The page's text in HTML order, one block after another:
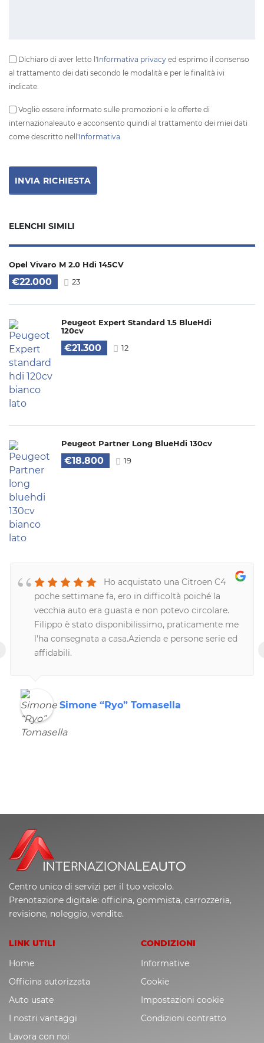
Dichiaro di aver letto l'Informativa privacy ed esprimo il consenso
al trattamento dei dati secondo le modalità e per le finalità ivi
indicate.
Voglio essere informato sulle promozioni e le offerte di
internazionaleauto e acconsento quindi al trattamento dei miei dati
come descritto nell'Informativa
ELENCHI SIMILI
Opel Vivaro M 2.0 Hdi 145CV
€22.000 23
Peugeot Expert Standard 1.5 BlueHdi
120cv
€21.300 12
Peugeot Partner Long BlueHdi 130cv
€18.800 19
Ho acquistato una Citroen C4
poche settimane fa, ero in difficoltà poiché la
vecchia auto era guasta e non potevo circolare.
Filippo è stato disponibilissimo, praticamente me
l'ha consegnata a casa.Azienda e persone serie ed
affidabili.
Simone “Ryo” Tomasella
Centro unico di servizi per il tuo veicolo.
Prenotazione digitale: officina, gommista, carrozzeria,
revisione, noleggio, vendite.
LINK UTILI
Home
Officina autorizzata
Auto usate
I nostri vantaggi
Lavora con noi
CONDIZIONI
Informative
Cookie
Impostazioni cookie
Condizioni contratto